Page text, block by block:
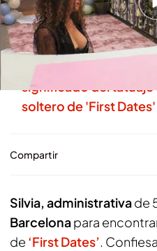
Descubre al completo
en 'First Dates'
La sorpresa de
significado del tatuaje
soltero de 'First
Compartir
Silvia, administrativade
Barcelonapara
de ‘First Dates’.